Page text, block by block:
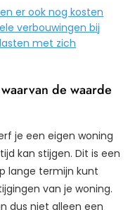
er ook nog kosten
verbouwingen bij
met zich
de waarde
je een eigen woning
kan stijgen. Dit is een
lange termijn kunt
van je woning.
dus niet alleen een